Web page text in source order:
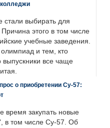
стали выбирать для
этого в том числе
учебные заведения.
олимпиад и тем, кто
выпускники все чаще
о приобретении Су-57:
время закупать новые
в том числе Су-57. Об